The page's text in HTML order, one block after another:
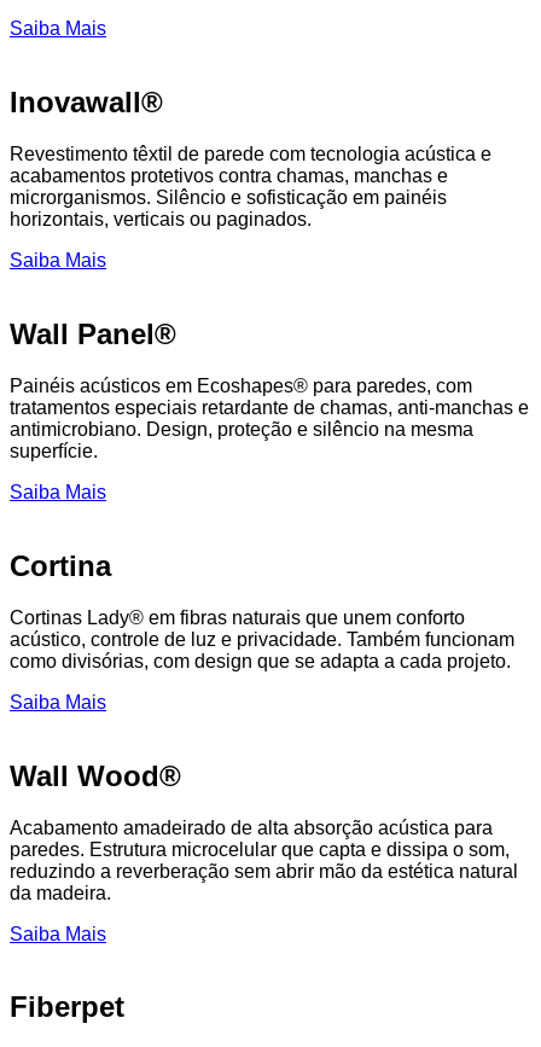
Saiba Mais
Inovawall®
Revestimento têxtil de parede com tecnologia acústica e
acabamentos protetivos contra chamas, manchas e
microrganismos. Silêncio e sofisticação em painéis
horizontais, verticais ou paginados.
Saiba Mais
Wall Panel®
Painéis acústicos em Ecoshapes® para paredes, com
tratamentos especiais retardante de chamas, anti-manchas e
antimicrobiano. Design, proteção e silêncio na mesma
superfície.
Saiba Mais
Cortina
Cortinas Lady® em fibras naturais que unem conforto
acústico, controle de luz e privacidade. Também funcionam
como divisórias, com design que se adapta a cada projeto.
Saiba Mais
Wall Wood®
Acabamento amadeirado de alta absorção acústica para
paredes. Estrutura microcelular que capta e dissipa o som,
reduzindo a reverberação sem abrir mão da estética natural
da madeira.
Saiba Mais
Fiberpet